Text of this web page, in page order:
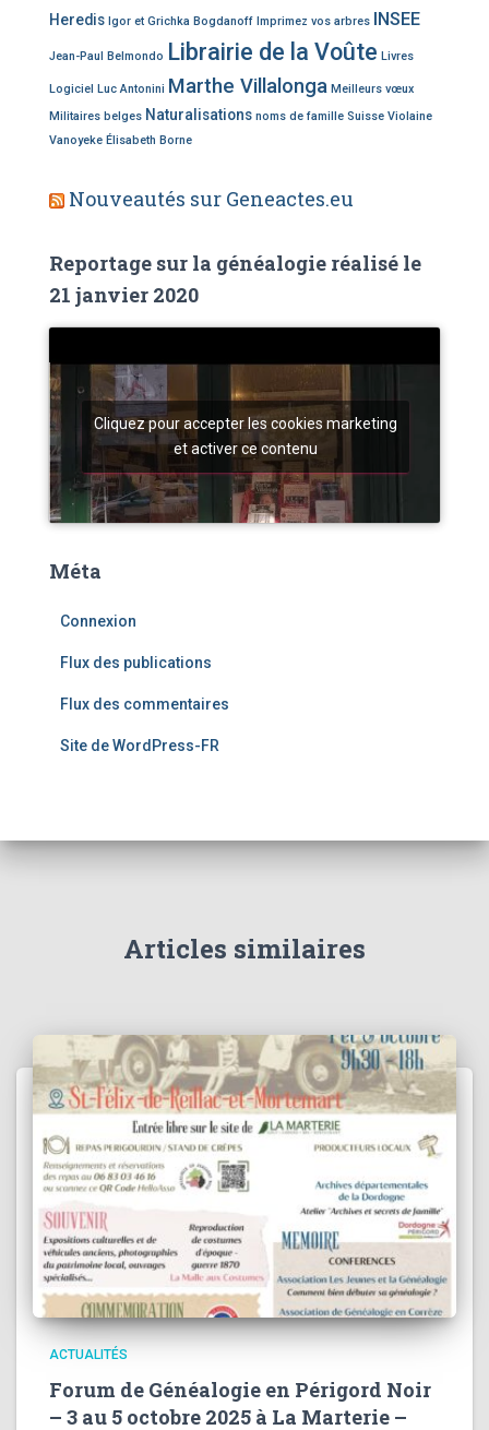
Heredis Igor et Grichka Bogdanoff Imprimez vos arbres INSEE
Jean-Paul Belmondo Librairie de la Voûte Livres
Logiciel Luc Antonini Marthe Villalonga Meilleurs vœux
Militaires belges Naturalisations noms de famille Suisse Violaine
Vanoyeke Élisabeth Borne
Nouveautés sur Geneactes.eu
Reportage sur la généalogie réalisé le
21 janvier 2020
Cliquez pour accepter les cookies marketing
et activer ce contenu
Méta
Connexion
Flux des publications
Flux des commentaires
Site de WordPress-FR
Articles similaires
ACTUALITÉS
Forum de Généalogie en Périgord Noir
– 3 au 5 octobre 2025 à La Marterie –